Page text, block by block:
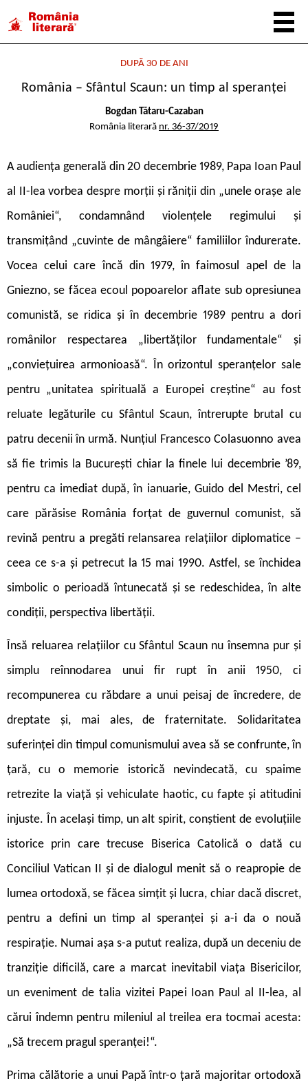
DUPĂ 30 DE ANI
România – Sfântul Scaun: un timp al speranței
Bogdan Tătaru-Cazaban
România literară nr. 36-37/2019
A audiența generală din 20 decembrie 1989, Papa Ioan Paul
al II-lea vorbea despre morții și răniții din „unele orașe ale
României“, condamnând violențele regimului și
transmițând „cuvinte de mângâiere“ familiilor îndurerate.
Vocea celui care încă din 1979, în faimosul apel de la
Gniezno, se făcea ecoul popoarelor aflate sub opresiunea
comunistă, se ridica și în decembrie 1989 pentru a dori
românilor respectarea „libertăților fundamentale“ și
„conviețuirea armonioasă“. În orizontul speranțelor sale
pentru „unitatea spirituală a Europei creștine“ au fost
reluate legăturile cu Sfântul Scaun, întrerupte brutal cu
patru decenii în urmă. Nunțiul Francesco Colasuonno avea
să fie trimis la București chiar la finele lui decembrie ’89,
pentru ca imediat după, în ianuarie, Guido del Mestri, cel
care părăsise România forțat de guvernul comunist, să
revină pentru a pregăti relansarea relațiilor diplomatice –
ceea ce s-a și petrecut la 15 mai 1990. Astfel, se închidea
simbolic o perioadă întunecată și se redeschidea, în alte
condiții, perspectiva libertății.
Însă reluarea relațiilor cu Sfântul Scaun nu însemna pur și
simplu reînnodarea unui fir rupt în anii 1950, ci
recompunerea cu răbdare a unui peisaj de încredere, de
dreptate și, mai ales, de fraternitate. Solidaritatea
suferinței din timpul comunismului avea să se confrunte, în
țară, cu o memorie istorică nevindecată, cu spaime
retrezite la viață și vehiculate haotic, cu fapte și atitudini
injuste. În același timp, un alt spirit, conștient de evoluțiile
istorice prin care trecuse Biserica Catolică o dată cu
Conciliul Vatican II și de dialogul menit să o reapropie de
lumea ortodoxă, se făcea simțit și lucra, chiar dacă discret,
pentru a defini un timp al speranței și a-i da o nouă
respirație. Numai așa s-a putut realiza, după un deceniu de
tranziție dificilă, care a marcat inevitabil viața Bisericilor,
un eveniment de talia vizitei Papei Ioan Paul al II-lea, al
cărui îndemn pentru mileniul al treilea era tocmai acesta:
„Să trecem pragul speranței!“.
Prima călătorie a unui Papă într-o țară majoritar ortodoxă